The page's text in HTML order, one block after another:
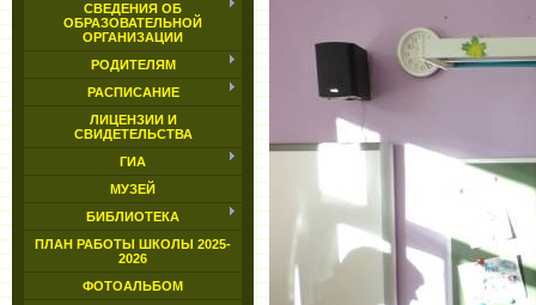
СВЕДЕНИЯ ОБ
ОБРАЗОВАТЕЛЬНОЙ
ОРГАНИЗАЦИИ
РОДИТЕЛЯМ
РАСПИСАНИЕ
ЛИЦЕНЗИИ И
СВИДЕТЕЛЬСТВА
ГИА
МУЗЕЙ
БИБЛИОТЕКА
ПЛАН РАБОТЫ ШКОЛЫ 2025-
2026
ФОТОАЛЬБОМ